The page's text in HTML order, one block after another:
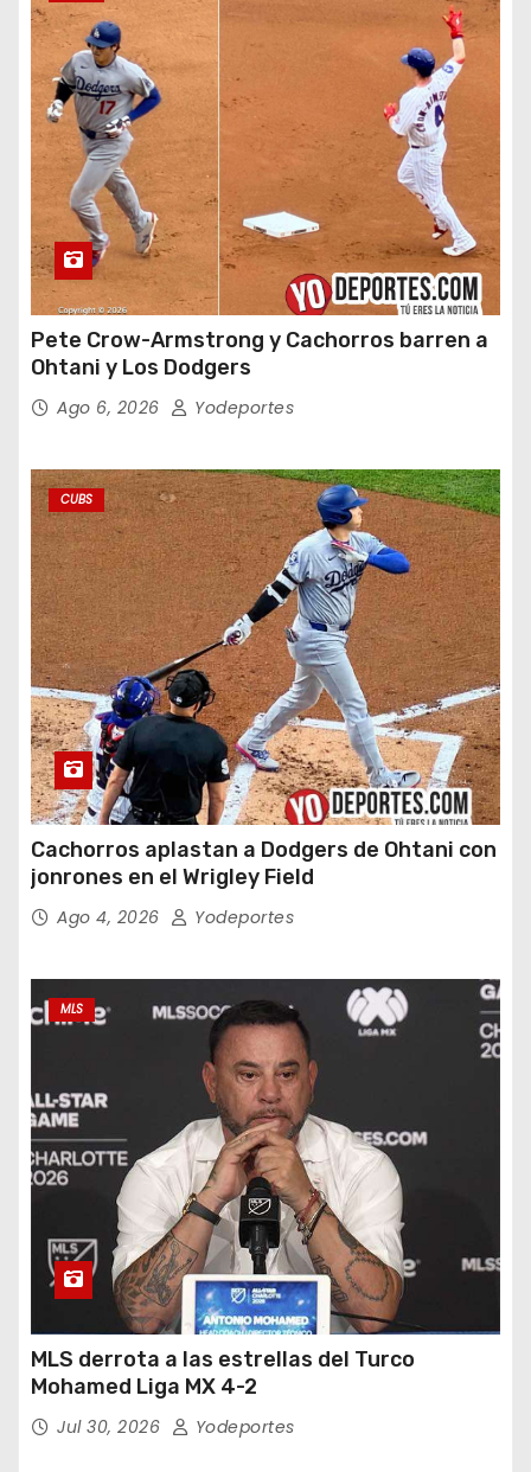
Pete Crow-Armstrong y Cachorros barren a
Ohtani y Los Dodgers
Ago 6, 2026 Yodeportes
CUBS
Cachorros aplastan a Dodgers de Ohtani con
jonrones en el Wrigley Field
Ago 4, 2026 Yodeportes
MLS
MLS derrota a las estrellas del Turco
Mohamed Liga MX 4-2
Jul 30, 2026 Yodeportes